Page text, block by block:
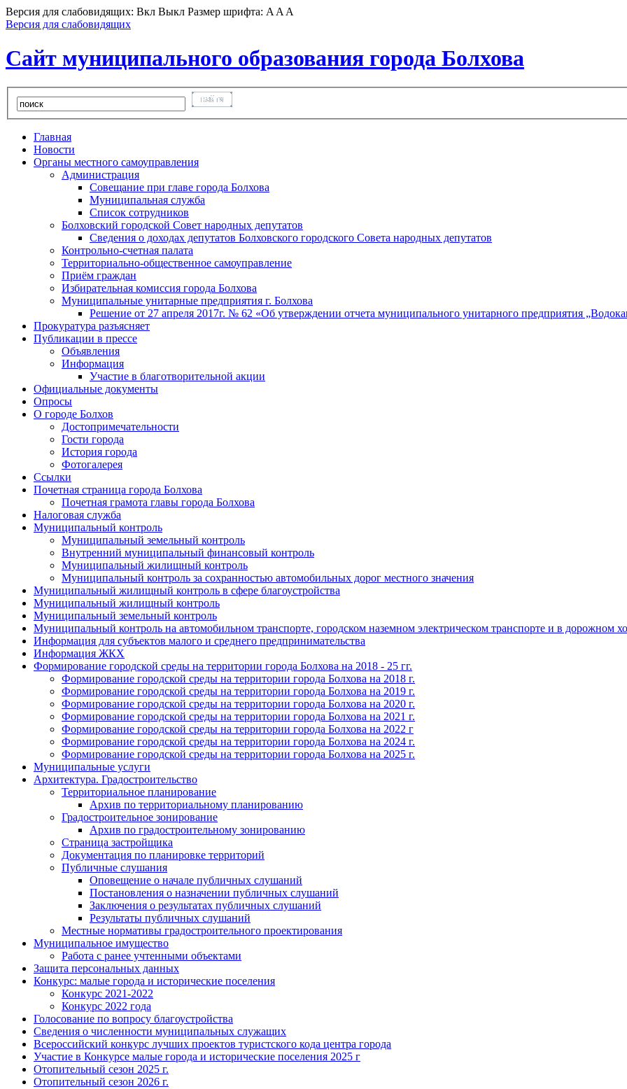
Версия для слабовидящих: Вкл Выкл Размер шрифта: A A A
Версия для слабовидящих
Сайт муниципального образования города Болхова
Главная
Новости
Органы местного самоуправления
Администрация
Совещание при главе города Болхова
Муниципальная служба
Список сотрудников
Болховский городской Совет народных депутатов
Сведения о доходах депутатов Болховского городского Совета народных депутатов
Контрольно-счетная палата
Территориально-общественное самоуправление
Приём граждан
Избирательная комиссия города Болхова
Муниципальные унитарные предприятия г. Болхова
Решение от 27 апреля 2017г. № 62 «Об утверждении отчета муниципального унитарного предприятия
Прокуратура разъясняет
Публикации в прессе
Объявления
Информация
Участие в благотворительной акции
Официальные документы
Опросы
О городе Болхов
Достопримечательности
Гости города
История города
Фотогалерея
Ссылки
Почетная страница города Болхова
Почетная грамота главы города Болхова
Налоговая служба
Муниципальный контроль
Муниципальный земельный контроль
Внутренний муниципальный финансовый контроль
Муниципальный жилищный контроль
Муниципальный контроль за сохранностью автомобильных дорог местного значения
Муниципальный жилищный контроль в сфере благоустройства
Муниципальный жилищный контроль
Муниципальный земельный контроль
Муниципальный контроль на автомобильном транспорте, городском наземном электрическом транспорте и в дорожном
Информация для субъектов малого и среднего предпринимательства
Информация ЖКХ
Формирование городской среды на территории города Болхова на 2018 - 25 гг.
Формирование городской среды на территории города Болхова на 2018 г.
Формирование городской среды на территории города Болхова на 2019 г.
Формирование городской среды на территории города Болхова на 2020 г.
Формирование городской среды на территории города Болхова на 2021 г.
Формирование городской среды на территории города Болхова на 2022 г
Формирование городской среды на территории города Болхова на 2024 г.
Формирование городской среды на территории города Болхова на 2025 г.
Муниципальные услуги
Архитектура. Градостроительство
Территориальное планирование
Архив по территориальному планированию
Градостроительное зонирование
Архив по градостроительному зонированию
Страница застройщика
Документация по планировке территорий
Публичные слушания
Оповещение о начале публичных слушаний
Постановления о назначении публичных слушаний
Заключения о результатах публичных слушаний
Результаты публичных слушаний
Местные нормативы градостроительного проектирования
Муниципальное имущество
Работа с ранее учтенными объектами
Защита персональных данных
Конкурс: малые города и исторические поселения
Конкурс 2021-2022
Конкурс 2022 года
Голосование по вопросу благоустройства
Сведения о численности муниципальных служащих
Всероссийский конкурс лучших проектов туристского кода центра города
Участие в Конкурсе малые города и исторические поселения 2025 г
Отопительный сезон 2025 г.
Отопительный сезон 2026 г.